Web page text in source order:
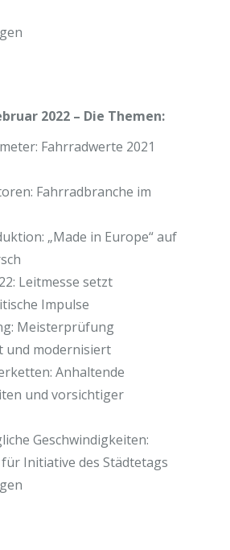
2022 – Die Themen:
Fahrradwerte 2021
Fahrradbranche im
„Made in Europe“ auf
Leitmesse setzt
Impulse
Meisterprüfung
und modernisiert
Anhaltende
und vorsichtiger
Geschwindigkeiten:
Initiative des Städtetags